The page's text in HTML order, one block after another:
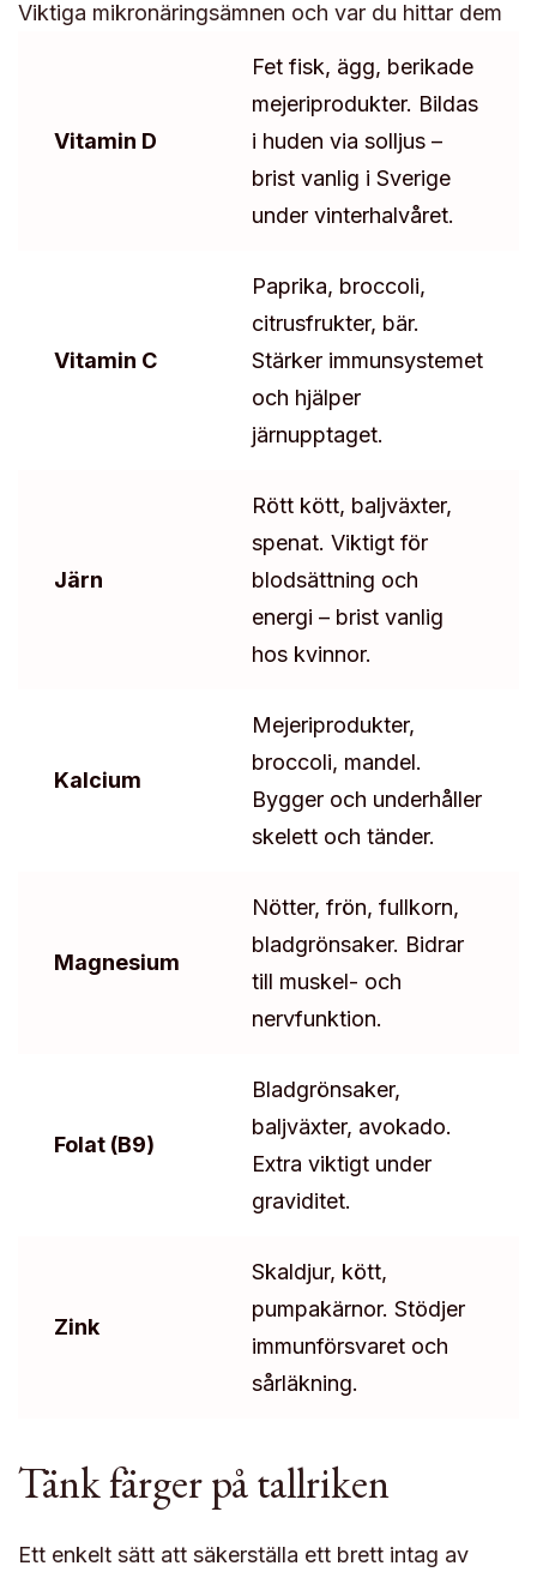
Viktiga mikronäringsämnen och var du hittar dem
Vitamin D
Fet fisk, ägg, berikade
mejeriprodukter. Bildas
i huden via solljus –
brist vanlig i Sverige
under vinterhalvåret.
Vitamin C
Paprika, broccoli,
citrusfrukter, bär.
Stärker immunsystemet
och hjälper
järnupptaget.
Järn
Rött kött, baljväxter,
spenat. Viktigt för
blodsättning och
energi – brist vanlig
hos kvinnor.
Kalcium
Mejeriprodukter,
broccoli, mandel.
Bygger och underhåller
skelett och tänder.
Magnesium
Nötter, frön, fullkorn,
bladgrönsaker. Bidrar
till muskel- och
nervfunktion.
Folat (B9)
Bladgrönsaker,
baljväxter, avokado.
Extra viktigt under
graviditet.
Zink
Skaldjur, kött,
pumpakärnor. Stödjer
immunförsvaret och
sårläkning.
Tänk färger på tallriken
Ett enkelt sätt att säkerställa ett brett intag av